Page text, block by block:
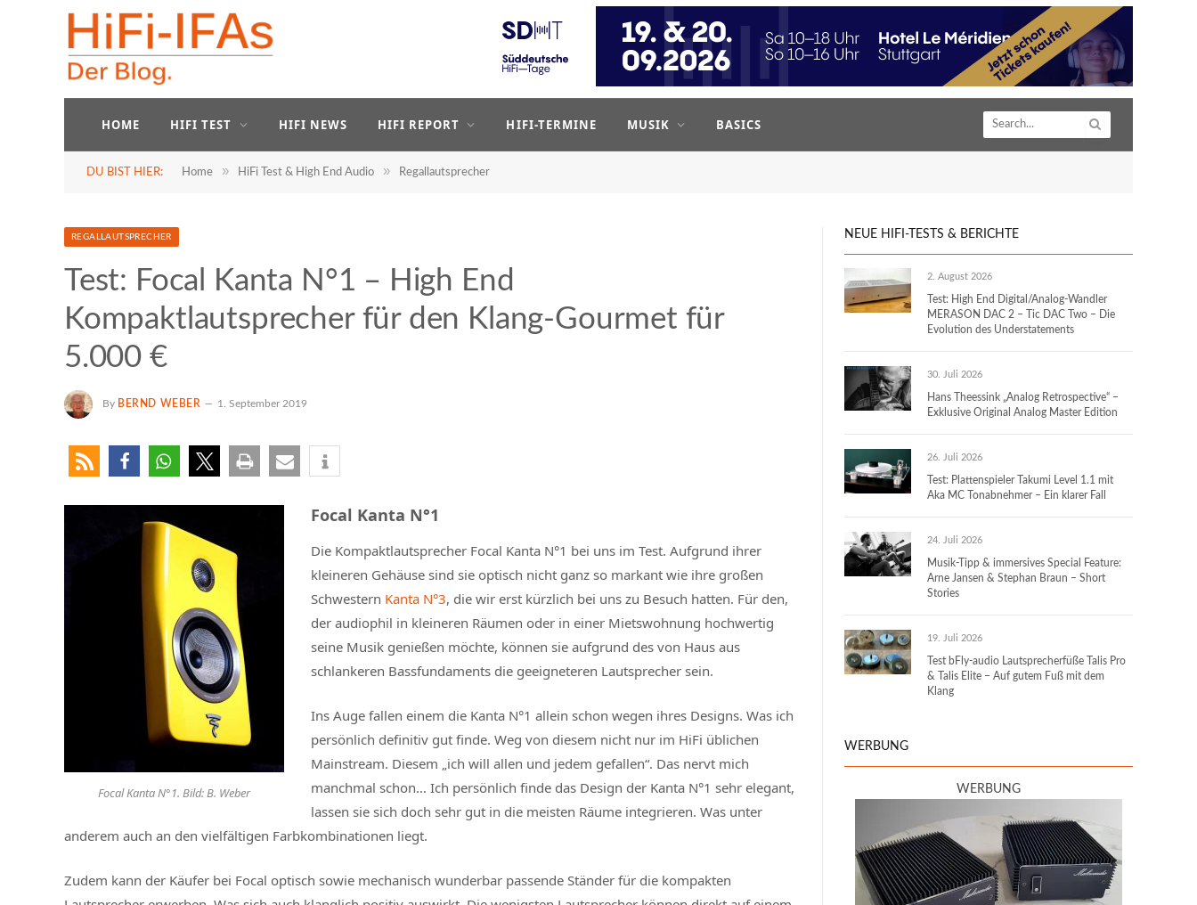
HOME HIFI TEST HIFI NEWS HIFI REPORT HIFI-TERMINE MUSIK BASICS
DU BIST HIER: Home » HiFi Test & High End Audio » Regallautsprecher
REGALLAUTSPRECHER
Test: Focal Kanta N°1 – High End
Kompaktlautsprecher für den Klang-Gourmet für
5.000 €
By BERND WEBER 1. September 2019
Focal Kanta N°1. Bild: B. Weber
Focal Kanta N°1
Die Kompaktlautsprecher Focal Kanta N°1 bei uns im Test. Aufgrund ihrer
kleineren Gehäuse sind sie optisch nicht ganz so markant wie ihre großen
Schwestern Kanta N°3, die wir erst kürzlich bei uns zu Besuch hatten. Für den,
der audiophil in kleineren Räumen oder in einer Mietswohnung hochwertig
seine Musik genießen möchte, können sie aufgrund des von Haus aus
schlankeren Bassfundaments die geeigneteren Lautsprecher sein.
Ins Auge fallen einem die Kanta N°1 allein schon wegen ihres Designs. Was ich
persönlich definitiv gut finde. Weg von diesem nicht nur im HiFi üblichen
Mainstream. Diesem „ich will allen und jedem gefallen“. Das nervt mich
manchmal schon… Ich persönlich finde das Design der Kanta N°1 sehr elegant,
lassen sie sich doch sehr gut in die meisten Räume integrieren. Was unter
anderem auch an den vielfältigen Farbkombinationen liegt.
Zudem kann der Käufer bei Focal optisch sowie mechanisch wunderbar passende Ständer für die kompakten
NEUE HIFI-TESTS & BERICHTE
2. August 2026
Test: High End Digital/Analog-Wandler
MERASON DAC 2 – Tic DAC Two – Die
Evolution des Understatements
30. Juli 2026
Hans Theessink „Analog Retrospective“ –
Exklusive Original Analog Master Edition
26. Juli 2026
Test: Plattenspieler Takumi Level 1.1 mit
Aka MC Tonabnehmer – Ein klarer Fall
24. Juli 2026
Musik-Tipp & immersives Special Feature:
Arne Jansen & Stephan Braun – Short
Stories
19. Juli 2026
Test bFly-audio Lautsprecherfüße Talis Pro
& Talis Elite – Auf gutem Fuß mit dem
Klang
WERBUNG
WERBUNG